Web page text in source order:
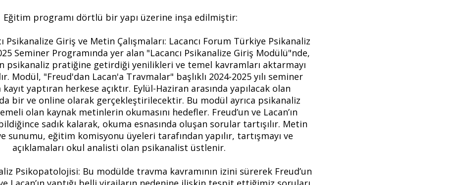
Eğitim programı dörtlü bir yapı üzerine inşa edilmiştir:
Psikanalize Giriş ve Metin Çalışmaları: Lacancı Forum Türkiye Psikanaliz
Seminer Programında yer alan "Lacancı Psikanalize Giriş Modülü"nde,
psikanaliz pratiğine getirdiği yenilikleri ve temel kavramları aktarmayı
Modül, "Freud'dan Lacan'a Travmalar" başlıklı 2024-2025 yılı seminer
yaptıran herkese açıktır. Eylül-Haziran arasında yapılacak olan
bir ve online olarak gerçekleştirilecektir. Bu modül ayrıca psikanaliz
olan kaynak metinlerin okumasını hedefler. Freud’un ve Lacan’ın
sadık kalarak, okuma esnasında oluşan sorular tartışılır. Metin
sunumu, eğitim komisyonu üyeleri tarafından yapılır, tartışmayı ve
açıklamaları okul analisti olan psikanalist üstlenir.
Psikopatolojisi: Bu modülde travma kavramının izini sürerek Freud’un